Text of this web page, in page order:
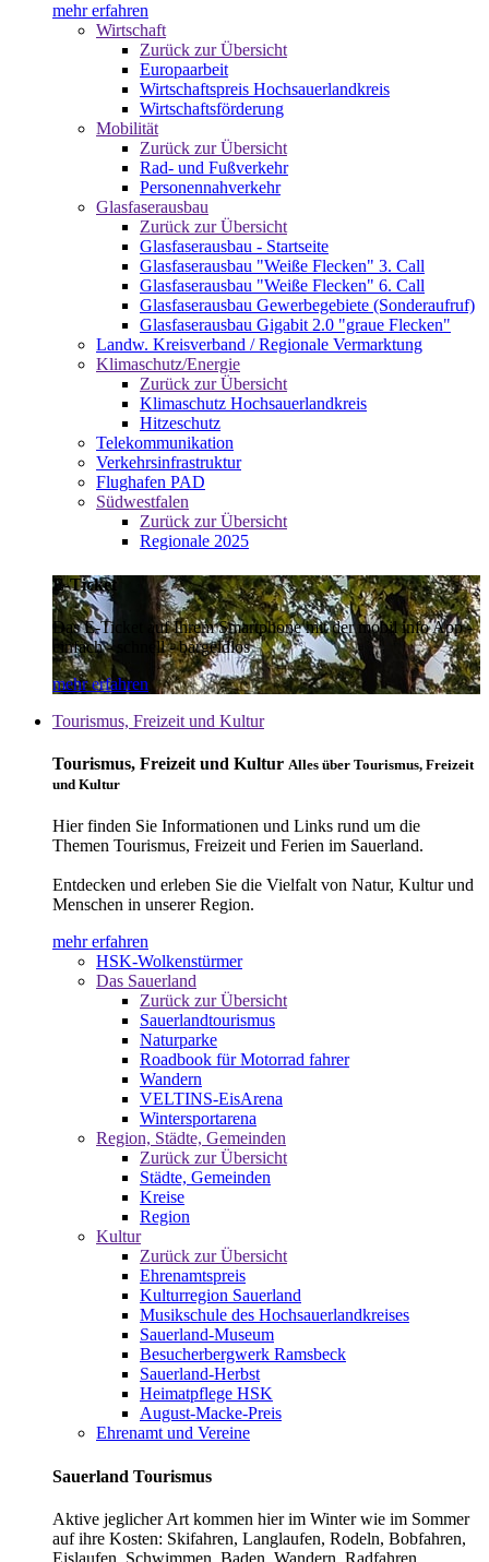
mehr erfahren
Wirtschaft
Zurück zur Übersicht
Europaarbeit
Wirtschaftspreis Hochsauerlandkreis
Wirtschaftsförderung
Mobilität
Zurück zur Übersicht
Rad- und Fußverkehr
Personennahverkehr
Glasfaserausbau
Zurück zur Übersicht
Glasfaserausbau - Startseite
Glasfaserausbau "Weiße Flecken" 3. Call
Glasfaserausbau "Weiße Flecken" 6. Call
Glasfaserausbau Gewerbegebiete (Sonderaufruf)
Glasfaserausbau Gigabit 2.0 "graue Flecken"
Landw. Kreisverband / Regionale Vermarktung
Klimaschutz/Energie
Zurück zur Übersicht
Klimaschutz Hochsauerlandkreis
Hitzeschutz
Telekommunikation
Verkehrsinfrastruktur
Flughafen PAD
Südwestfalen
Zurück zur Übersicht
Regionale 2025
E-Ticket
Das E-Ticket auf Ihrem Smartphone mit der mobil info App -
einfach - schnell - bargeldlos
mehr erfahren
Tourismus, Freizeit und Kultur
Tourismus, Freizeit und Kultur Alles über Tourismus, Freizeit
und Kultur
Hier finden Sie Informationen und Links rund um die
Themen Tourismus, Freizeit und Ferien im Sauerland.
Entdecken und erleben Sie die Vielfalt von Natur, Kultur und
Menschen in unserer Region.
mehr erfahren
HSK-Wolkenstürmer
Das Sauerland
Zurück zur Übersicht
Sauerlandtourismus
Naturparke
Roadbook für Motorrad fahrer
Wandern
VELTINS-EisArena
Wintersportarena
Region, Städte, Gemeinden
Zurück zur Übersicht
Städte, Gemeinden
Kreise
Region
Kultur
Zurück zur Übersicht
Ehrenamtspreis
Kulturregion Sauerland
Musikschule des Hochsauerlandkreises
Sauerland-Museum
Besucherbergwerk Ramsbeck
Sauerland-Herbst
Heimatpflege HSK
August-Macke-Preis
Ehrenamt und Vereine
Sauerland Tourismus
Aktive jeglicher Art kommen hier im Winter wie im Sommer
auf ihre Kosten: Skifahren, Langlaufen, Rodeln, Bobfahren,
Eislaufen, Schwimmen, Baden, Wandern, Radfahren,